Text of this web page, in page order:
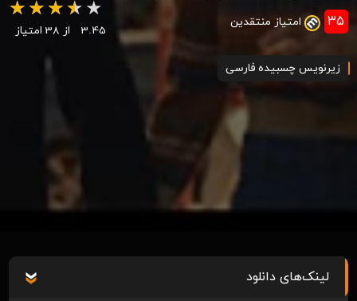
35 امتیاز منتقدین
3.45 از 38 امتیاز
زیرنویس چسبیده فارسی
لینک‌های دانلود